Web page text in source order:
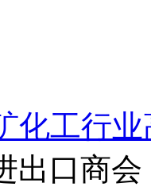
化工行
出口商会